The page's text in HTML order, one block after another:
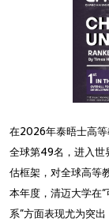
在2026年泰晤士高
全球第49名，进入世
估框架，对全球高等
本年度，清迈大学在
系”方面表现尤为突